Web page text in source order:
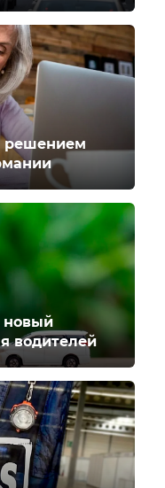
решением
новый
водителей